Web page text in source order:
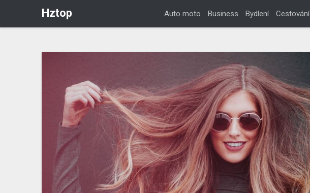
Hztop Auto moto Business Bydlení Cestování